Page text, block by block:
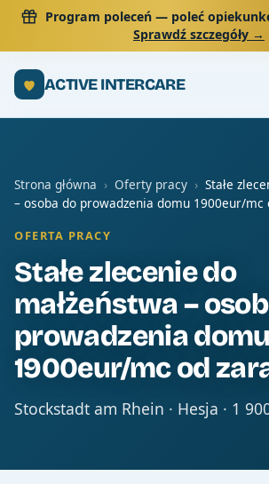
Program poleceń— poleć
Sprawdź szczegóły →
ACTIVE INTERCARE
Strona główna › Oferty pracy › Stałe
– osoba do prowadzenia domu 1900eur/mc
OFERTA PRACY
Stałe zlecenie do
małżeństwa –
prowadzenia domu
1900eur/mc od
Stockstadt am Rhein · Hesja · 1